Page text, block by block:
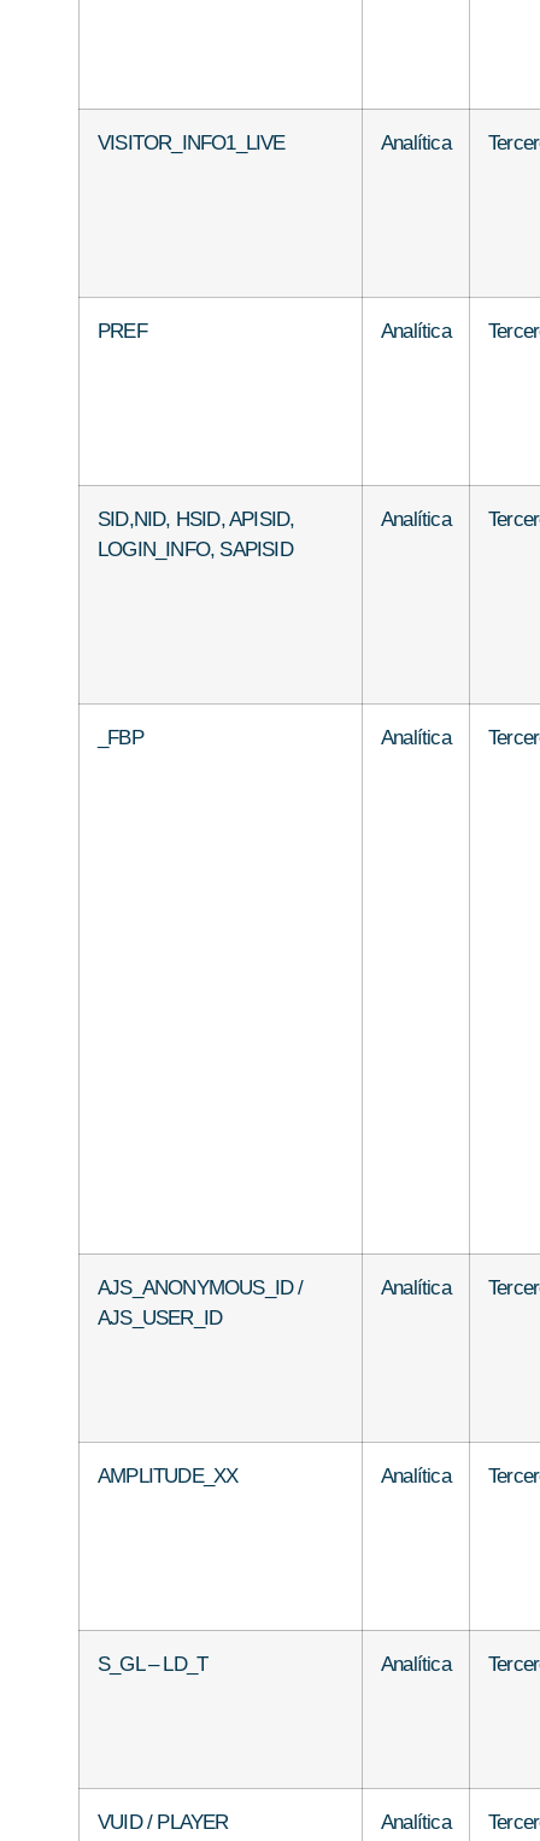
VISITOR_INFO1_LIVE Analítica
PREF Analítica
SID,NID, HSID, APISID,
LOGIN_INFO, SAPISID
Analítica
_FBP Analítica
AJS_ANONYMOUS_ID /
AJS_USER_ID
Analítica
AMPLITUDE_XX Analítica
S_GL – LD_T Analítica
VUID / PLAYER Analítica